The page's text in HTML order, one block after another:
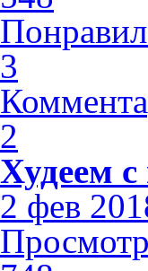
3
2
Худеем
2 фев